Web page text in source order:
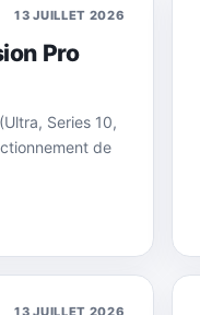
13 JUILLET 2026
Pro
Series 10,
de
13 JUILLET 2026